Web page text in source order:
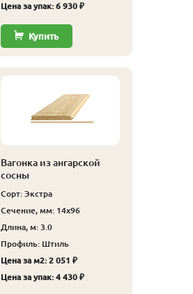
Цена за упак: 6 930 ₽
Купить
Вагонка из ангарской
сосны
Сорт: Экстра
Сечение, мм: 14x96
Длина, м: 3.0
Профиль: Штиль
Цена за м2: 2 051 ₽
Цена за упак: 4 430 ₽